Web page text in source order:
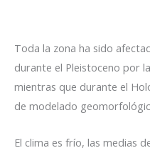
Toda la zona ha sido
durante el Pleistoceno por
mientras que durante el
de modelado
El clima es frío, las medias